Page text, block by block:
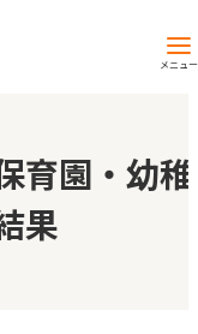
メニュー
育園・幼稚
果